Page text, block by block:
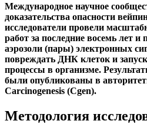
Международное научное
доказательства опасности
исследователи провели
работ за последние восемь лет
аэрозоли (пары) электронных
повреждать ДНК клеток и
процессы в организме.
были опубликованы в
Carcinogenesis (Cgen).
Методология